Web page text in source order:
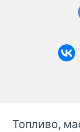
Топливо,